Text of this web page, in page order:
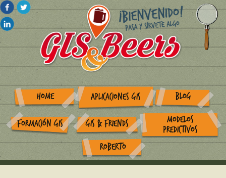
HOME APLICACIONES GIS BLOG
FORMACIÓN GIS GIS & FRIENDS
MODELOS
PREDICTIVOS
ROBERTO